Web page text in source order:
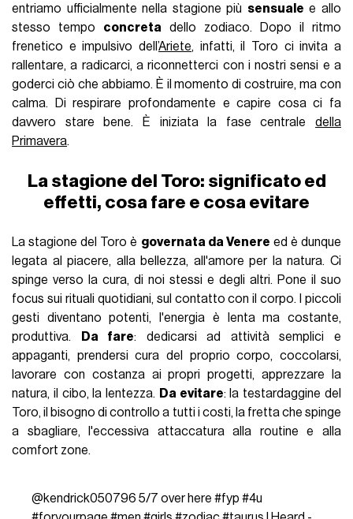
entriamo ufficialmente nella stagione più sensuale e allo
stesso tempo concreta dello zodiaco. Dopo il ritmo
frenetico e impulsivo dell’Ariete, infatti, il Toro ci invita a
rallentare, a radicarci, a riconnetterci con i nostri sensi e a
goderci ciò che abbiamo. È il momento di costruire, ma con
calma. Di respirare profondamente e capire cosa ci fa
davvero stare bene. È iniziata la fase centrale della
Primavera.
La stagione del Toro: significato ed
effetti, cosa fare e cosa evitare
La stagione del Toro è governata da Venere ed è dunque
legata al piacere, alla bellezza, all'amore per la natura. Ci
spinge verso la cura, di noi stessi e degli altri. Pone il suo
focus sui rituali quotidiani, sul contatto con il corpo. I piccoli
gesti diventano potenti, l'energia è lenta ma costante,
produttiva.
Da fare: dedicarsi ad attività semplici e
appaganti, prendersi cura del proprio corpo, coccolarsi,
lavorare con costanza ai propri progetti, apprezzare la
natura, il cibo, la lentezza. Da evitare: la testardaggine del
Toro, il bisogno di controllo a tutti i costi, la fretta che spinge
a sbagliare, l'eccessiva attaccatura alla routine e alla
comfort zone.
@kendrick050796 5/7 over here #fyp #4u